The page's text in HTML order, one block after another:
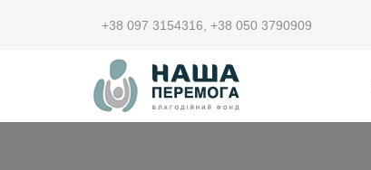
+38 097 3154316 +38 050 3790909